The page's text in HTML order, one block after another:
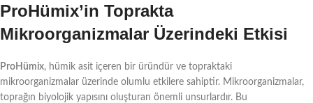
ProHümix’in Toprakta
Mikroorganizmalar Üzerindeki Etkisi
ProHümix, hümik asit içeren bir üründür ve topraktaki
mikroorganizmalar üzerinde olumlu etkilere sahiptir. Mikroorganizmalar,
toprağın biyolojik yapısını oluşturan önemli unsurlardır. Bu